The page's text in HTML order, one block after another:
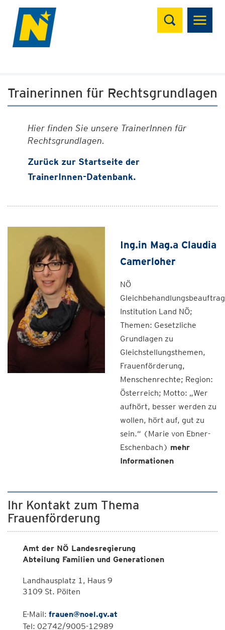
Suchen
Trainerinnen für Rechtsgrundlagen
Hier finden Sie unsere TrainerInnen für
Rechtsgrundlagen.
Zurück zur Startseite der
TrainerInnen-Datenbank.
Ing.in Mag.a Claudia
Camerloher
NÖ
Institution Land NÖ;
Themen: Gesetzliche
Grundlagen zu
Gleichstellungsthemen,
Frauenförderung,
Menschenrechte; Region:
Österreich; Motto: „Wer
aufhört, besser werden zu
wollen, hört auf, gut zu
sein.“ (Marie von Ebner-
Eschenbach) mehr
Informationen
Ihr Kontakt zum Thema
Frauenförderung
Amt der NÖ Landesregierung
Abteilung Familien und Generationen
Landhausplatz 1, Haus 9
3109 St. Pölten
E-Mail: frauen@noel.gv.at
Tel: 02742/9005-12989